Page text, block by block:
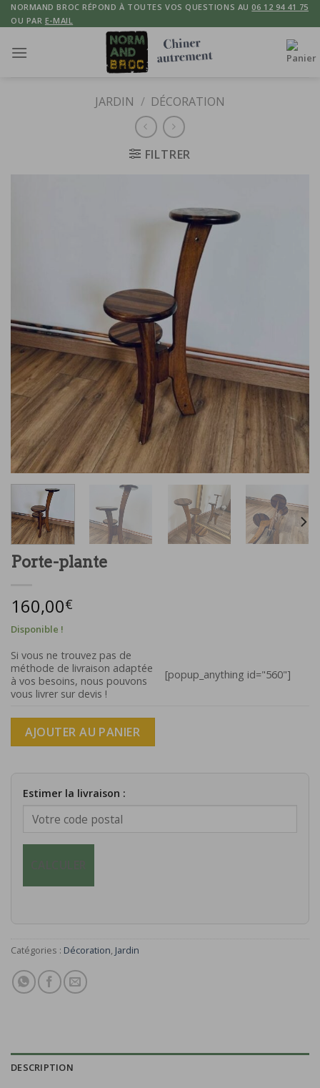
Skip
to
NORMAND BROC RÉPOND À TOUTES VOS QUESTIONS AU 06 12 94 41 75
OU PAR E-MAIL
JARDIN / DÉCORATION
FILTRER
Porte-plante
160,00€
Disponible !
Si vous ne trouvez pas de
méthode de livraison adaptée
à vos besoins, nous pouvons
vous livrer sur devis !
[popup_anything id="560"]
AJOUTER AU PANIER
Estimer la livraison :
Catégories : Décoration, Jardin
DESCRIPTION